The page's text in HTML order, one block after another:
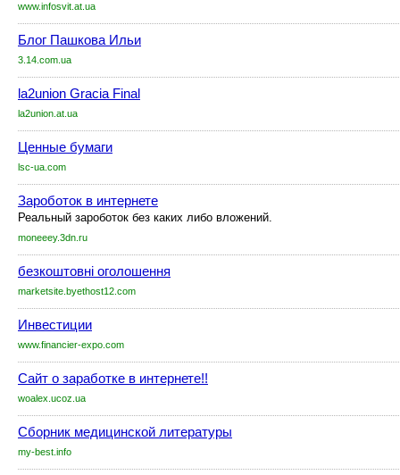
www.infosvit.at.ua
Блог Пашкова Ильи
3.14.com.ua
la2union Gracia Final
la2union.at.ua
Ценные бумаги
lsc-ua.com
Зароботок в интернете
Реальный зароботок без каких либо вложений.
moneeey.3dn.ru
безкоштовні оголошення
marketsite.byethost12.com
Инвестиции
www.financier-expo.com
Сайт о заработке в интернете!!
woalex.ucoz.ua
Сборник медицинской литературы
my-best.info